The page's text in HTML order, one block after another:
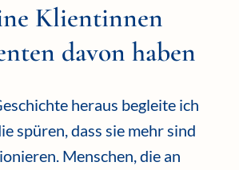
Klientinnen
davon haben
heraus begleite ich
spüren, dass sie mehr sind
Menschen, die an